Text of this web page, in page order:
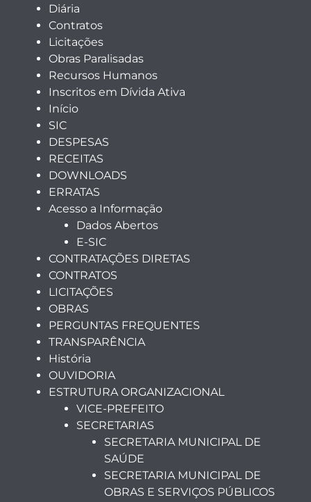
Diária
Contratos
Licitações
Obras Paralisadas
Recursos Humanos
Inscritos em Dívida Ativa
Início
SIC
DESPESAS
RECEITAS
DOWNLOADS
ERRATAS
Acesso a Informação
Dados Abertos
E-SIC
CONTRATAÇÕES DIRETAS
CONTRATOS
LICITAÇÕES
OBRAS
PERGUNTAS FREQUENTES
TRANSPARÊNCIA
História
OUVIDORIA
ESTRUTURA ORGANIZACIONAL
VICE-PREFEITO
SECRETARIAS
SECRETARIA MUNICIPAL DE
SAÚDE
SECRETARIA MUNICIPAL DE
OBRAS E SERVIÇOS PÚBLICOS